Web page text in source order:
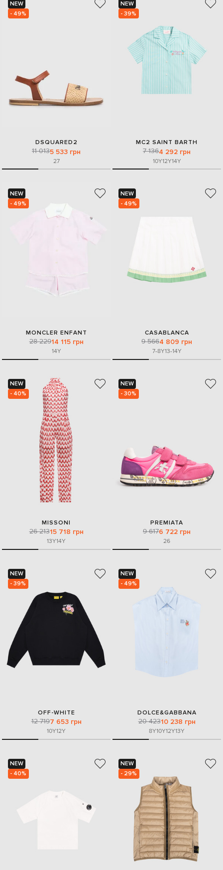
NEW
- 49%
DSQUARED2
11 0135 533 грн
27
NEW
- 39%
MC2 SAINT BARTH
7 1364 292 грн
10Y12Y14Y
NEW
- 49%
MONCLER ENFANT
28 22914 115 грн
14Y
NEW
- 49%
CASABLANCA
9 5664 809 грн
7-8Y13-14Y
NEW
- 40%
MISSONI
26 21315 718 грн
13Y14Y
NEW
- 30%
PREMIATA
9 6176 722 грн
26
NEW
- 39%
OFF-WHITE
12 7197 653 грн
10Y12Y
NEW
- 49%
DOLCE&GABBANA
20 42310 238 грн
8Y10Y12Y13Y
NEW
- 40%
NEW
- 29%